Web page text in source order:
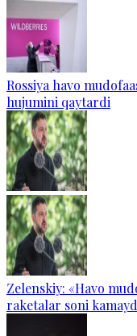
Rossiya havo
hujumini qaytardi
Zelenskiy: «Havo
raketalar soni